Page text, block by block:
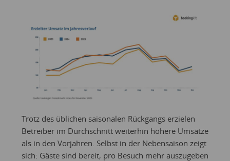
Trotz des üblichen saisonalen Rückgangs erzielen
Betreiber im Durchschnitt weiterhin höhere Umsätze
als in den Vorjahren. Selbst in der Nebensaison zeigt
sich: Gäste sind bereit, pro Besuch mehr auszugeben